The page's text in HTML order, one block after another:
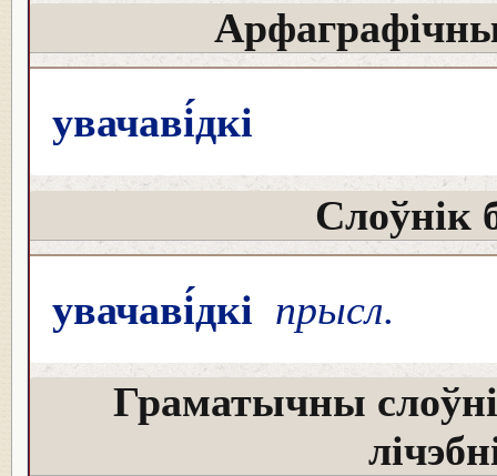
увачаві́дкі
Слоўнік
увачаві́дкі прысл.
Граматычны